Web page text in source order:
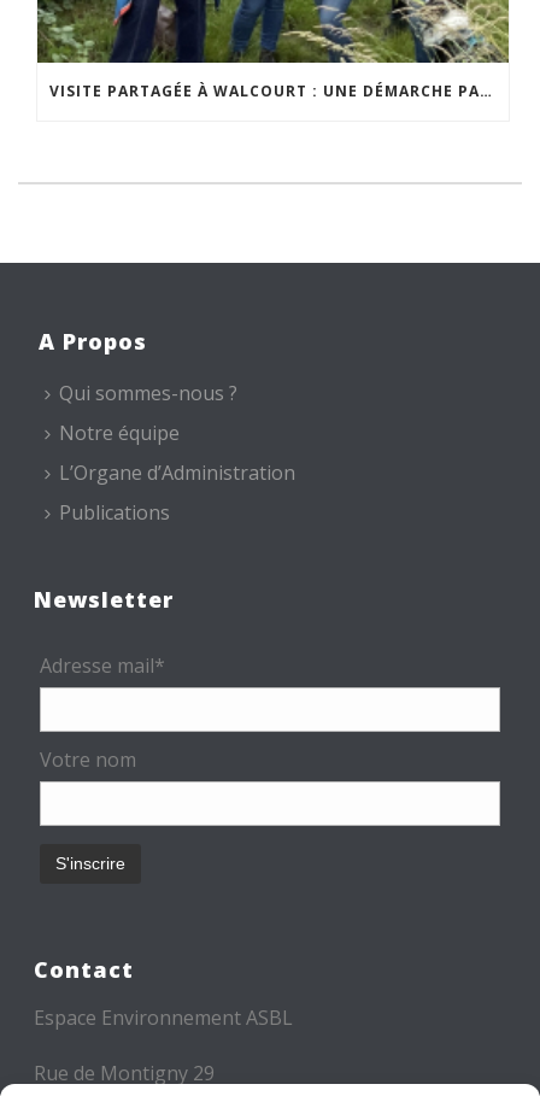
VISITE PARTAGÉE À WALCOURT : UNE DÉMARCHE PARTICIPATIVE ANIMÉE PAR ESPACE ENVIRONNEMENT
A Propos
Qui sommes-nous ?
Notre équipe
L’Organe d’Administration
Publications
Newsletter
Adresse mail*
Votre nom
Contact
Espace Environnement ASBL
Rue de Montigny 29